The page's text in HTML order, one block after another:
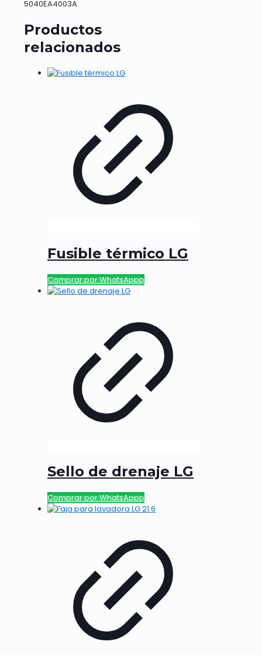
5040EA4003A
Productos
relacionados
Fusible térmico LG
Comprar por WhatsAppp
Sello de drenaje LG
Comprar por WhatsAppp